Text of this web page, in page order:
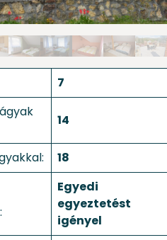
7
14
18
Egyedi
egyeztetést
igényel